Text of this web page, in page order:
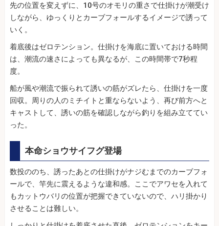
先の位置を変えずに、10号のオモリの重さで仕掛けが潮受け
しながら、ゆっくりとカーブフォールするイメージで誘って
いく。
着底後はゼロテンション。仕掛けを海底に置いておける時間
は、潮流の速さによっても異なるが、この時間帯で7秒程
度。
船が風や潮流で振られて誘いの筋がズレたら、仕掛けを一度
回収。周りの人のミチイトと重ならないよう、再び前方へと
キャストして、誘いの筋を確認しながら釣りを組み立ててい
った。
本命ショウサイフグ登場
数投ののち、誘ったあとの仕掛けがナジむまでのカーブフォ
ールで、竿先に震えるような違和感。ここでアワセを入れて
もカットウバリの位置が把握できていないので、ハリ掛かり
させることは難しい。